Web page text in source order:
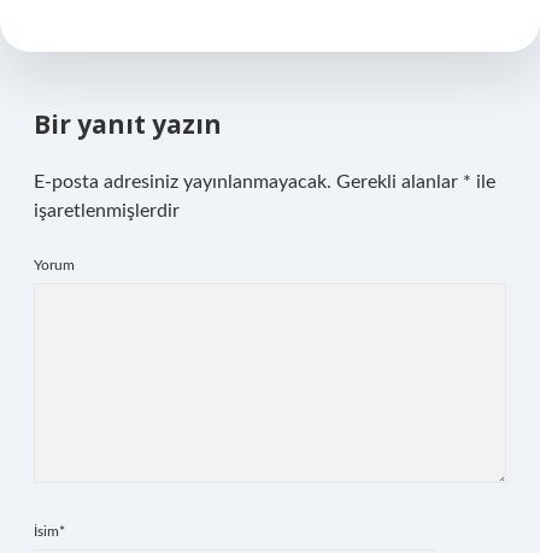
Bir yanıt yazın
E-posta adresiniz yayınlanmayacak. Gerekli alanlar * ile
işaretlenmişlerdir
Yorum
İsim*